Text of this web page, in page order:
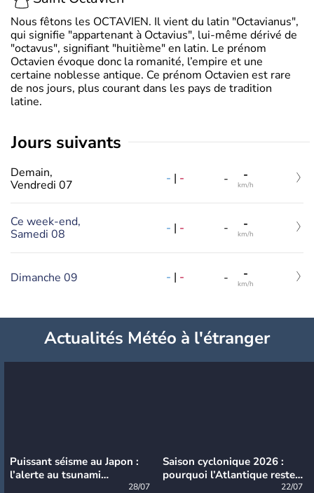
Nous fêtons les OCTAVIEN. Il vient du latin "Octavianus",
qui signifie "appartenant à Octavius", lui-même dérivé de
"octavus", signifiant "huitième" en latin. Le prénom
Octavien évoque donc la romanité, l’empire et une
certaine noblesse antique. Ce prénom Octavien est rare
de nos jours, plus courant dans les pays de tradition
latine.
jours suivants
Demain,
Vendredi 07
- | - - -
km/h
Ce week-end,
Samedi 08
- | - - -
km/h
Dimanche 09 - | - - -
km/h
Actualités Météo à l'étranger
Puissant séisme au Japon :
l’alerte au tsunami
28/07
Saison cyclonique 2026 :
pourquoi l’Atlantique reste
22/07